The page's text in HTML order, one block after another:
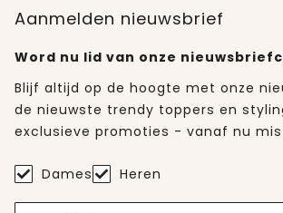
Aanmelden nieuwsbrief
Word nu lid van onze
Blijf altijd op de hoogte met onze
de nieuwste trendy toppers en
exclusieve promoties - vanaf nu
Dames Heren